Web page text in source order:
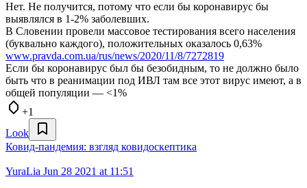
Нет. Не получится, потому что если бы коронавирус бы
выявлялся в 1-2% заболевших.
В Словении провели массовое тестирования всего населения
(буквально каждого), положительных оказалось 0,63%
www.pravda.com.ua/rus/news/2020/11/8/7272819
Если бы коронавирус был бы безобидным, то не должно было
быть что в реанимации под ИВЛ там все этот вирус имеют, а в
общей популяции — <1%
+1
Look
Ковид-пандемия: взгляд ковидоскептика
YuraLia Jun 28 2021 at 11:51